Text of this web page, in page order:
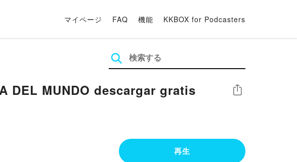
マイページ FAQ 機能 KKBOX for Podcasters
DEL MUNDO descargar gratis シェア
再生